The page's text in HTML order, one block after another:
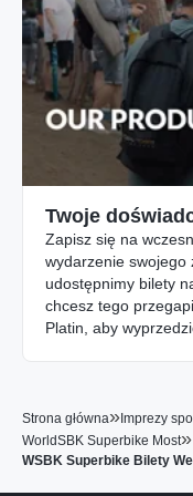
Twoje
Zapisz się na
wydarzenie swojego
udostępnimy bilety
chcesz tego
Platin, aby
Strona główna» Imprezy
WorldSBK Superbike Most»
WSBK Superbike Bilety